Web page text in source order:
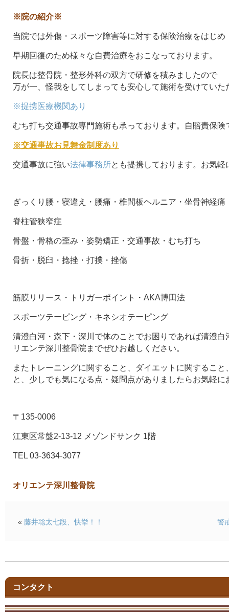
※院の紹介※
当院では外傷・スポーツ障害等に対する保険治療をはじめ
早期回復のため様々な自費治療をおこなっております。
院長は整骨院・整形外科の双方で研修を積みましたので
万が一、怪我をしてしまっても安心して施術を受けていた
※提携医療機関あり
むち打ち交通事故専門施術も承っております。自賠責保険
※交通事故お見舞金制度あり
交通事故に強い法律事務所とも提携しております。お気軽
ぎっくり腰・寝違え・腰痛・椎間板ヘルニア・坐骨神経痛
脊柱管狭窄症
骨盤・骨格の歪み・姿勢矯正・交通事故・むち打ち
骨折・脱臼・捻挫・打撲・挫傷
筋膜リリース・トリガーポイント・AKA博田法
スポーツテーピング・キネシオテーピング
清澄白河・森下・深川で体のことでお困りであれば清澄
リエンテ深川整骨院までぜひお越しください。
またトレーニングに関すること、ダイエットに関するこ
と、少しでも気になる点・疑問点がありましたらお気軽に
〒135-0006
江東区常盤2-13-12 メゾンドサンク 1階
TEL 03-3634-3077
オリエンテ深川整骨院
警
« 藤井聡太七段、快挙！！
コンタクト